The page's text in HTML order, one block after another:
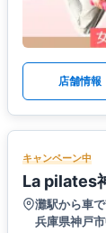
店舗情報
キャンペーン中
La pilates
灘駅から車
兵庫県神戸